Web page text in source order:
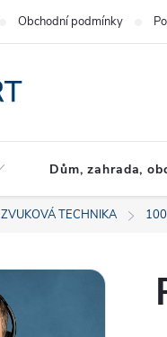
Obchodní podmínky
Dům, zahrada,
ZVUKOVÁ TECHNIKA